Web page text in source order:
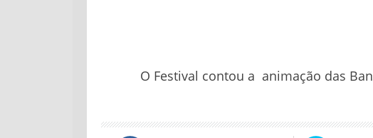
O Festival contou a animação das